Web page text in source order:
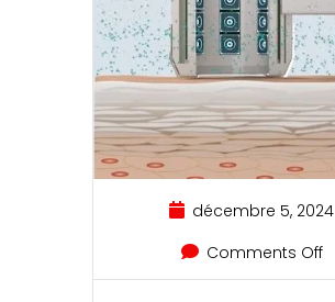
décembre 5, 2024
Comments Off